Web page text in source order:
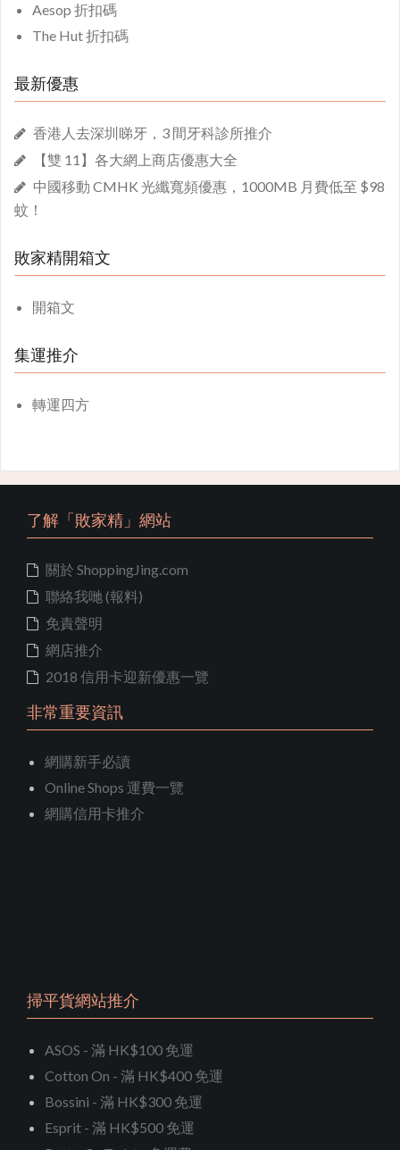
Aesop 折扣碼
The Hut 折扣碼
最新優惠
香港人去深圳睇牙，3 間牙科診所推介
【雙 11】各大網上商店優惠大全
中國移動 CMHK 光纖寬頻優惠，1000MB 月費低至 $98
蚊！
敗家精開箱文
開箱文
集運推介
轉運四方
了解「敗家精」網站
關於 ShoppingJing.com
聯絡我哋 (報料)
免責聲明
網店推介
2018 信用卡迎新優惠一覽
非常重要資訊
網購新手必讀
Online Shops 運費一覽
網購信用卡推介
掃平貨網站推介
ASOS - 滿 HK$100 免運
Cotton On - 滿 HK$400 免運
Bossini - 滿 HK$300 免運
Esprit - 滿 HK$500 免運